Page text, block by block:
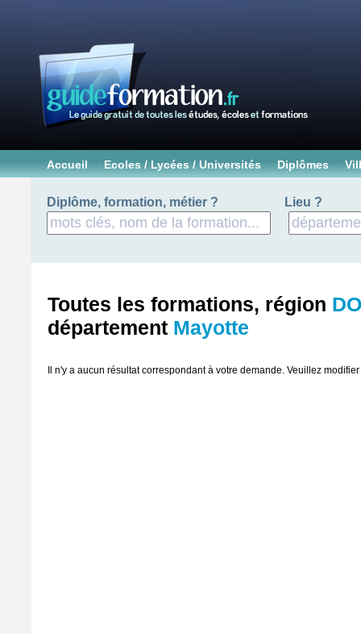
Accueil Ecoles / Lycées / Universités Diplômes
Diplôme, formation, métier ? Lieu ?
Toutes les formations, région
département Mayotte
Il n'y a aucun résultat correspondant à votre demande. Veuillez